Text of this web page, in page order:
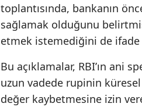
toplantısında, bankanın
sağlamak olduğunu
etmek istemediğini de
Bu açıklamalar, RBI’ın ani
uzun vadede rupinin
değer kaybetmesine izin